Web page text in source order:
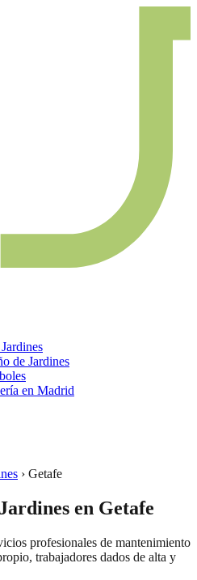
de Jardines
en Madrid
› Getafe
en Getafe
profesionales de mantenimiento
trabajadores dados de alta y